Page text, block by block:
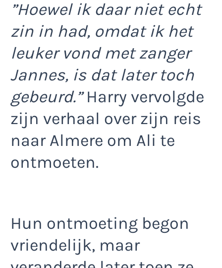
”Hoewel ik daar niet echt
zin in had, omdat ik het
leuker vond met zanger
Jannes, is dat later toch
gebeurd.”Harry vervolgde
zijn verhaal over zijn reis
naar Almere om Ali te
ontmoeten.
Hun ontmoeting begon
vriendelijk, maar